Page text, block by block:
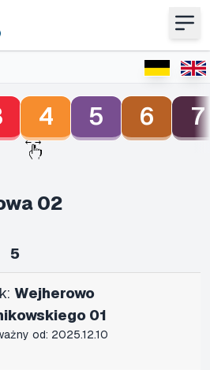
4 5 6 7
02
5
Wejherowo
01
od: 2025.12.10